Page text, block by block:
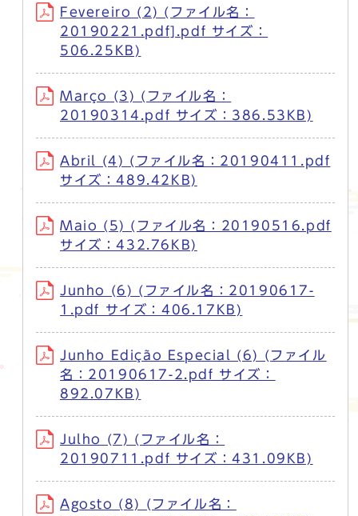
Fevereiro (2) (ファイル名：
20190221.pdf].pdf サイズ：
506.25KB)
Março (3) (ファイル名：
20190314.pdf サイズ：386.53KB)
Abril (4) (ファイル名：20190411.pdf
サイズ：489.42KB)
Maio (5) (ファイル名：20190516.pdf
サイズ：432.76KB)
Junho (6) (ファイル名：20190617-
1.pdf サイズ：406.17KB)
Junho Edição Especial (6) (ファイル
名：20190617-2.pdf サイズ：
892.07KB)
Julho (7) (ファイル名：
20190711.pdf サイズ：431.09KB)
Agosto (8) (ファイル名：